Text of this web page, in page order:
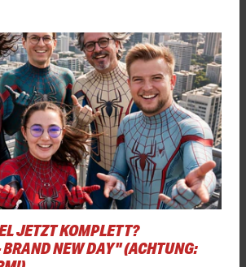
JETZT KOMPLETT?
NEW DAY" (ACHTUNG: